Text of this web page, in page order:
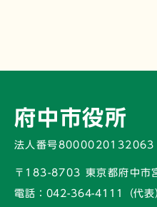
府中市役所
法人番号8000020132063
〒183-8703 東京都府中市
電話： 042-364-4111（代表